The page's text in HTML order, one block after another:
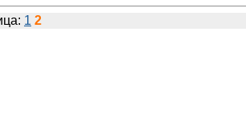
1 2